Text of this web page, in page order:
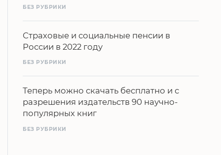
БЕЗ РУБРИКИ
Страховые и социальные пенсии в
России в 2022 году
БЕЗ РУБРИКИ
Теперь можно скачать бесплатно и с
разрешения издательств 90 научно-
популярных книг
БЕЗ РУБРИКИ